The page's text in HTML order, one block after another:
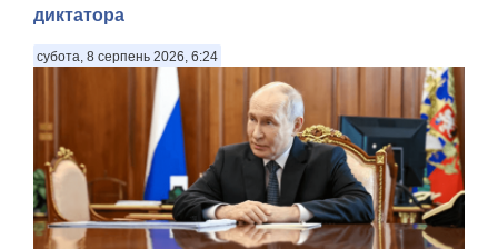
диктатора
субота, 8 серпень 2026, 6:24